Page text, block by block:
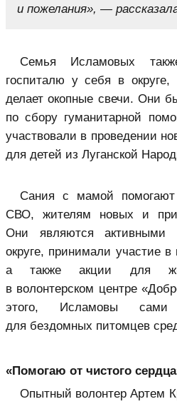
и пожелания», —
Семья Исламовых
госпиталю у себя в
делает окопные свечи. Они
по сбору гуманитарной
участвовали в проведении
для детей из Луганской
Сания с мамой помогают
СВО, жителям новых и
Они являются активными
округе, принимали участие
а также акции для
в волонтерском центре
этого, Исламовы сами
для бездомных питомцев
«Помогаю от чистого
Опытный волонтер Артем